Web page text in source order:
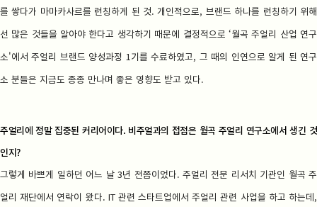
를 쌓다가 마마카사르를 런칭하게 된 것. 개인적으로, 브랜드 하나를 런칭하기 위해
선 많은 것들을 알아야 한다고 생각하기 때문에 결정적으로 ‘월곡 주얼리 산업 연구
소'에서 주얼리 브랜드 양성과정 1기를 수료하였고, 그 때의 인연으로 알게 된 연구
소 분들은 지금도 종종 만나며 좋은 영향도 받고 있다.
주얼리에 정말 집중된 커리어이다. 비주얼과의 접점은 월곡 주얼리 연구소에서 생긴 것
인지?
그렇게 바쁘게 일하던 어느 날 3년 전쯤이었다. 주얼리 전문 리서치 기관인 월곡 주
얼리 재단에서 연락이 왔다. IT 관련 스타트업에서 주얼리 관련 사업을 하고 하는데,